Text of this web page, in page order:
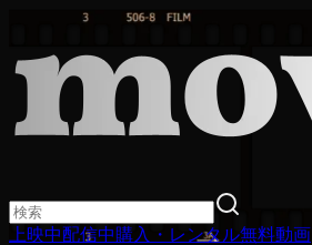
上映中配信中購入・レンタル無料動画